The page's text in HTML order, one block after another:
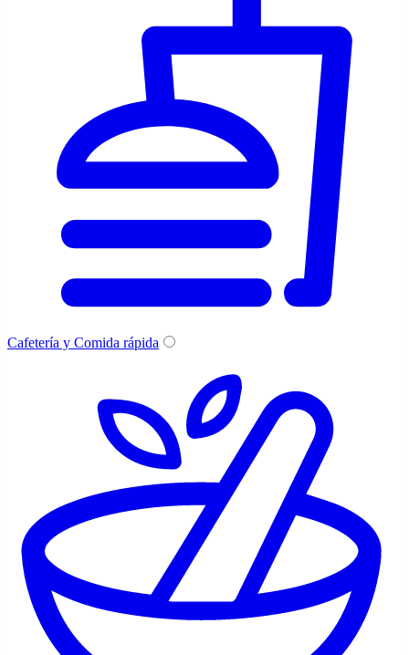
Cafetería y Comida rápida